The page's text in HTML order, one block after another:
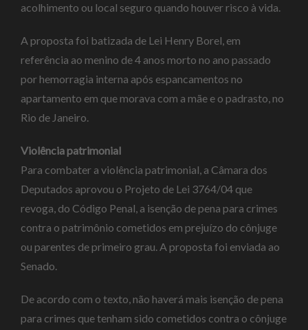
acolhimento ou local seguro quando houver risco à vida.
A proposta foi batizada de Lei Henry Borel, em
referência ao menino de 4 anos morto no ano passado
por hemorragia interna após espancamentos no
apartamento em que morava com a mãe e o padrasto, no
Rio de Janeiro.
Violência patrimonial
Para combater a violência patrimonial, a Câmara dos
Deputados aprovou o Projeto de Lei 3764/04 que
revoga, do Código Penal, a isenção de pena para crimes
contra o patrimônio cometidos em prejuízo do cônjuge
ou parentes de primeiro grau. A proposta foi enviada ao
Senado.
De acordo com o texto, não haverá mais isenção de pena
para crimes que tenham sido cometidos contra o cônjuge